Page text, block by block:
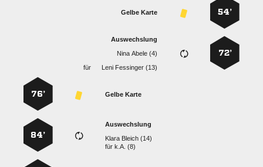
54’
Gelbe Karte
72’
Auswechslung
  
für
  
Gelbe Karte
76’
Auswechslung
  
fürk.A. (8)
84’